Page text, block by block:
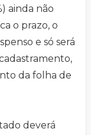
ainda não
o prazo, o
e só será
da folha de
deverá